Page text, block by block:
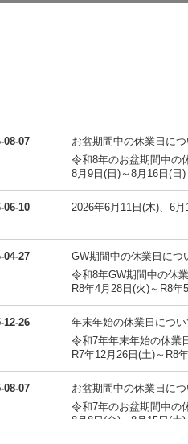
08-07
お盆期間中の休業日につ
令和8年のお盆期間中の
8月9日(日)～8月16日(日)
06-10 2026年6月11日(木)、6
04-27
GW期間中の休業日につ
令和8年GW期間中の休
R8年4月28日(火)～R8年
12-26
年末年始の休業日につい
令和7年年末年始の休業
R7年12月26日(土)～R8
08-07
お盆期間中の休業日につ
令和7年のお盆期間中の
8月8日(金)～8月15日(土)